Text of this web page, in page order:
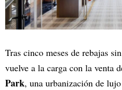
Tras cinco meses de rebajas
vuelve a la carga con la venta
Park, una urbanización de